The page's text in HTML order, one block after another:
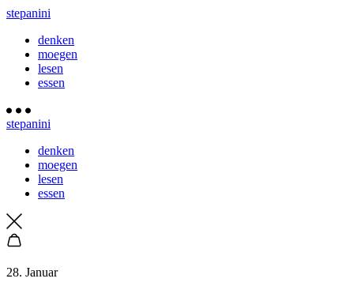
stepanini
denken
moegen
lesen
essen
stepanini
denken
moegen
lesen
essen
28. Januar